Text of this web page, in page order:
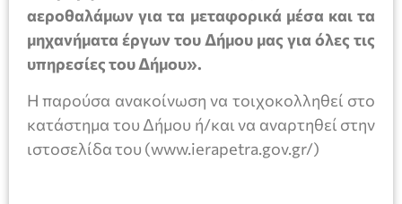
αεροθαλάμων για τα μεταφορικά μέσα και τα
μηχανήματα έργων του Δήμου μας για όλες τις
υπηρεσίες του Δήμου».
Η παρούσα ανακοίνωση να τοιχοκολληθεί στο
κατάστημα του Δήμου ή/και να αναρτηθεί στην
ιστοσελίδα του (www.ierapetra.gov.gr/)